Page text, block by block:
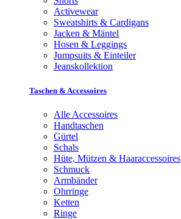
Activewear
Sweatshirts & Cardigans
Jacken & Mäntel
Hosen & Leggings
Jumpsuits & Einteiler
Jeanskollektion
Taschen & Accessoires
Alle Accessoires
Handtaschen
Gürtel
Schals
Hüte, Mützen & Haaraccessoires
Schmuck
Armbänder
Ohrringe
Ketten
Ringe